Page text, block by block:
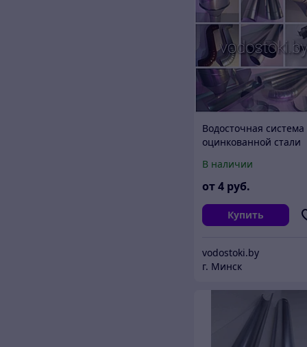
Водосточная система
оцинкованной стали
В наличии
от4 руб.
Купить
vodostoki.by
г. Минск